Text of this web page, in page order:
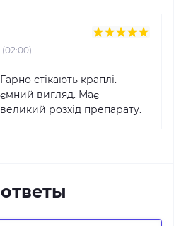
стікають краплі.
вигляд. Має
розхід препарату.